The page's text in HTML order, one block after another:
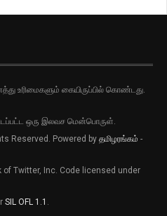
உரிமைகளும் கையிருப்பில் கொண்டது.
ஒரு இலவச மென்பொருள்.
Reserved. Powered by தமிழரங்கம் -
Twitter, Inc. Code licensed under
SIL OFL 1.1 .